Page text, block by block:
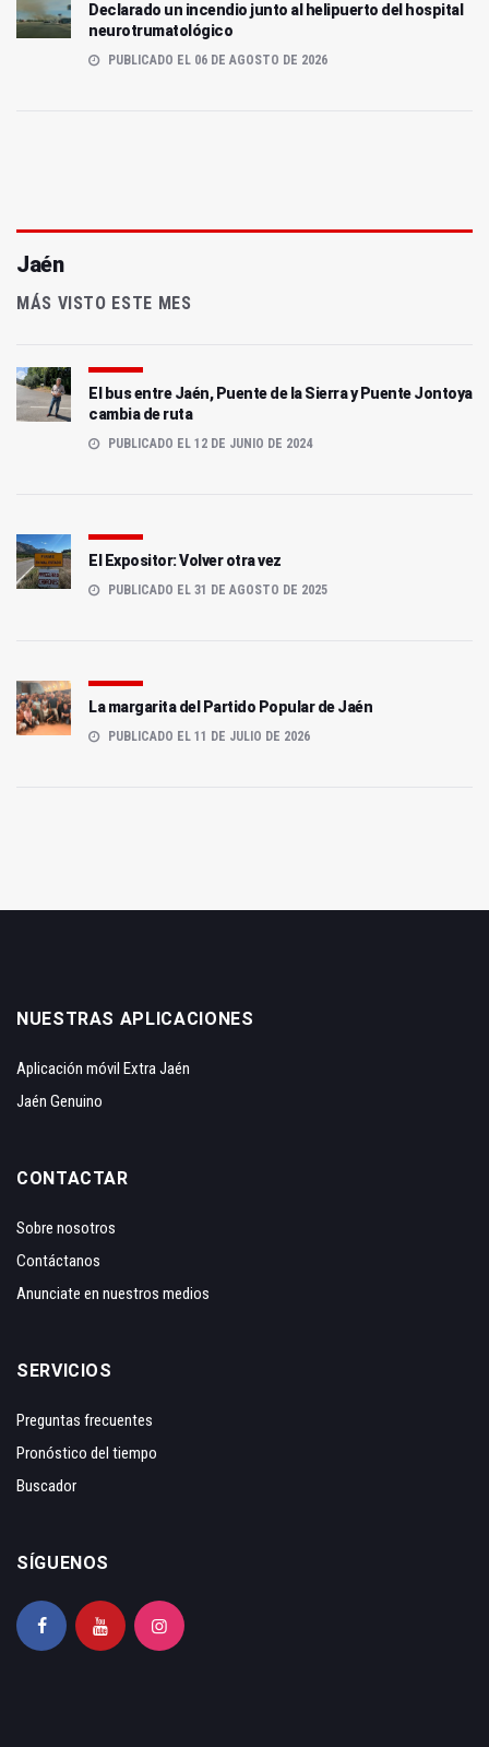
Declarado un incendio junto al helipuerto del hospital
neurotrumatológico
PUBLICADO EL 06 DE AGOSTO DE 2026
Jaén
MÁS VISTO ESTE MES
El bus entre Jaén, Puente de la Sierra y Puente Jontoya
cambia de ruta
PUBLICADO EL 12 DE JUNIO DE 2024
El Expositor: Volver otra vez
PUBLICADO EL 31 DE AGOSTO DE 2025
La margarita del Partido Popular de Jaén
PUBLICADO EL 11 DE JULIO DE 2026
NUESTRAS APLICACIONES
Aplicación móvil Extra Jaén
Jaén Genuino
CONTACTAR
Sobre nosotros
Contáctanos
Anunciate en nuestros medios
SERVICIOS
Preguntas frecuentes
Pronóstico del tiempo
Buscador
SÍGUENOS